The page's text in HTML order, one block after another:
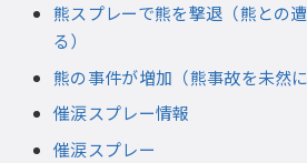
熊スプレーで熊を撃退（熊との
る）
熊の事件が増加（熊事故を未然に
催涙スプレー情報
催涙スプレー